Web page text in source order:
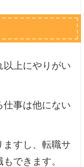
以上にやりがい
仕事は他にない
ますし、転職サ
できます。